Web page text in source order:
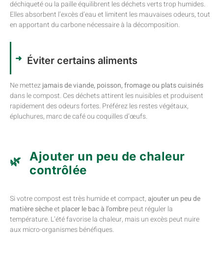
déchiqueté ou la paille équilibrent les déchets verts trop humides.
Elles absorbent l’excès d’eau et limitent les mauvaises odeurs, tout
en apportant du carbone nécessaire à la décomposition.
Éviter certains aliments
Ne mettezjamais de viande, poisson, fromage ou plats cuisinés
dans le compost. Ces déchets attirent les nuisibles et produisent
rapidement des odeurs fortes. Préférez les restes végétaux,
épluchures, marc de café ou coquilles d’œufs.
Ajouter un peu de chaleur
contrôlée
Si votre compost est très humide et compact, ajouter un peu de
matière sècheet placer le bac à l’ombrepeut réguler la
température. L’été favorise la chaleur, mais un excès peut nuire
aux micro-organismes bénéfiques.